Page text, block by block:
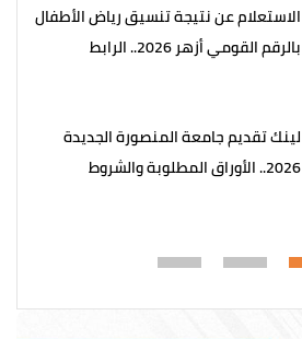
الاستعلام عن نتيجة تنسيق رياض الأطفال
بالرقم القومي أزهر 2026.. الرابط
لينك تقديم جامعة المنصورة الجديدة
2026.. الأوراق المطلوبة والشروط